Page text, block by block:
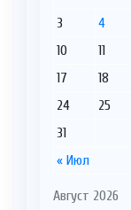
Август 2026
« Июл
3
4
10
11
17
18
24
25
31